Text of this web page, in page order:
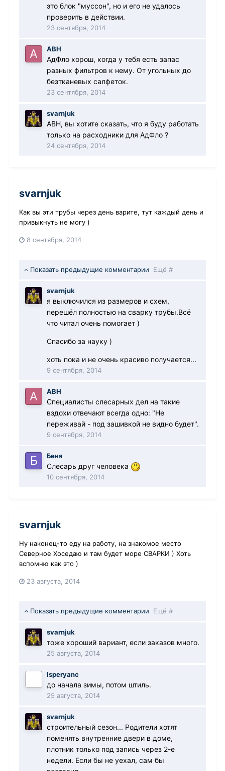
это блок "муссон", но и его не удалось
проверить в действии.
23 сентября, 2014
АВН
АдФло хорош, когда у тебя есть запас
разных фильтров к нему. От угольных до
безтканевых салфеток.
23 сентября, 2014
svarnjuk
АВН, вы хотите сказать, что я буду работать
только на расходники для АдФло ?
24 сентября, 2014
svarnjuk
Как вы эти трубы через день варите, тут каждый день и
привыкнуть не могу )
8 сентября, 2014
Показать предыдущие комментарии Ещё #
svarnjuk
я выключился из размеров и схем,
перешёл полностью на сварку трубы.Всё
что читал очень помогает )
Спасибо за науку )
хоть пока и не очень красиво получается...
9 сентября, 2014
АВН
Специалисты слесарных дел на такие
вздохи отвечают всегда одно: "Не
переживай - под зашивкой не видно будет".
9 сентября, 2014
Беня
Слесарь друг человека
10 сентября, 2014
svarnjuk
Ну наконец-то еду на работу, на знакомое место
Северное Хоседаю и там будет море СВАРКИ ) Хоть
вспомню как это )
23 августа, 2014
Показать предыдущие комментарии Ещё #
svarnjuk
тоже хороший вариант, если заказов много.
25 августа, 2014
Isperyanc
до начала зимы, потом штиль.
25 августа, 2014
svarnjuk
строительный сезон... Родители хотят
поменять внутренние двери в доме,
плотник только под запись через 2-е
недели. Если бы не уехал, сам бы